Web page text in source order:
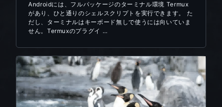
Androidには、フルパッケージのターミナル環境 Termux
があり、ひと通りのシェルスクリプトを実行できます。 た
だし、ターミナルはキーボード無しで使うには向いていま
せん。Termuxのプラグイ …